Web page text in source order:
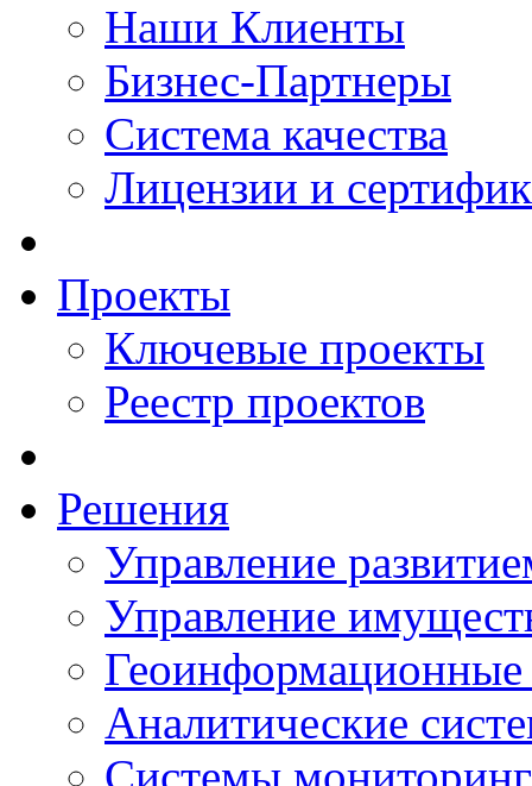
Наши Клиенты
Бизнес-Партнеры
Система качества
Лицензии и
Проекты
Ключевые проекты
Реестр проектов
Решения
Управление
Управление
Аналитические